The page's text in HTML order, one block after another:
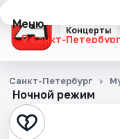
Концерты
Меню
Санкт-Петербург
Концерты
Театр
Ночной режим
Санкт-Петербург